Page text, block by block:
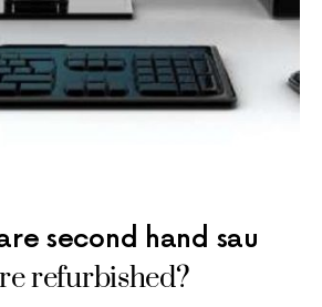
second hand sau
refurbished?